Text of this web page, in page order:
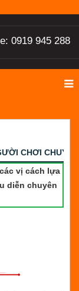
0919 945 288
CHƠI
vị cách lựa
diễn chuyên